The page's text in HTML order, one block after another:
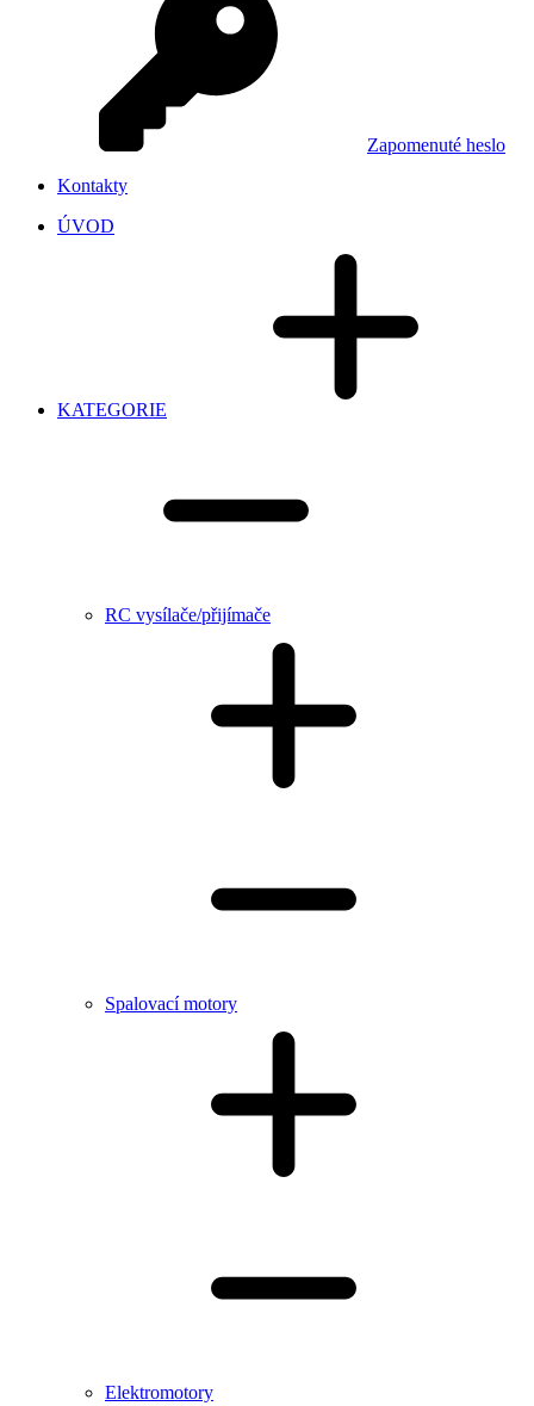
Zapomenuté heslo
Kontakty
ÚVOD
KATEGORIE
RC vysílače/přijímače
Spalovací motory
Elektromotory